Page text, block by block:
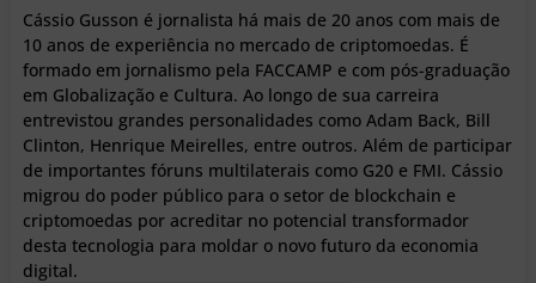
Cássio Gusson é jornalista há mais de 20 anos com mais de
10 anos de experiência no mercado de criptomoedas. É
formado em jornalismo pela FACCAMP e com pós-graduação
em Globalização e Cultura. Ao longo de sua carreira
entrevistou grandes personalidades como Adam Back, Bill
Clinton, Henrique Meirelles, entre outros. Além de participar
de importantes fóruns multilaterais como G20 e FMI. Cássio
migrou do poder público para o setor de blockchain e
criptomoedas por acreditar no potencial transformador
desta tecnologia para moldar o novo futuro da economia
digital.